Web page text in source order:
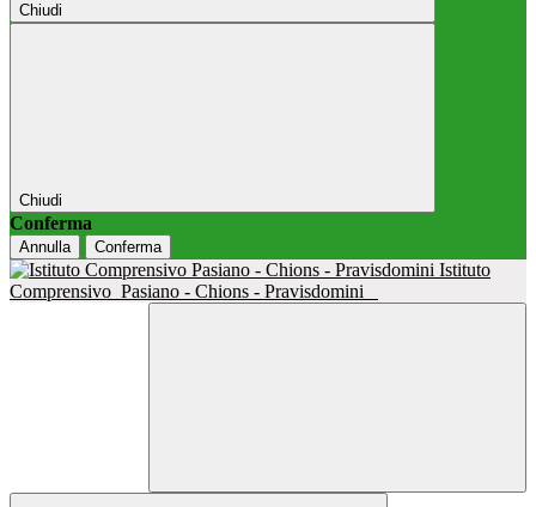
Chiudi
Chiudi
Conferma
Annulla Conferma
Istituto
Comprensivo Pasiano - Chions - Pravisdomini